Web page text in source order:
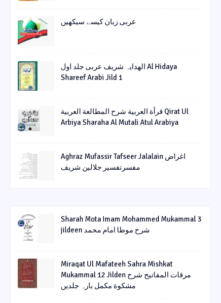
عربی زبان کیسے سیکھیں
الھدایہ شریف عربی جلد اول Al Hidaya
Shareef Arabi Jild 1
قرأة العربیة شرح المطالعة العربیة Qirat Ul
Arbiya Sharaha Al Mutali Atul Arabiya
Aghraz Mufassir Tafseer Jalalain اغراض
مفسرتفسیر جلالین شریف
Sharah Mota Imam Mohammed Mukammal 3
jildeen شرح موطا امام محمد
Miraqat Ul Mafateeh Sahra Mishkat
Mukammal 12 Jilden مرقات المفاتیح شرح
مشکوة مکمل بارہ جلدیں